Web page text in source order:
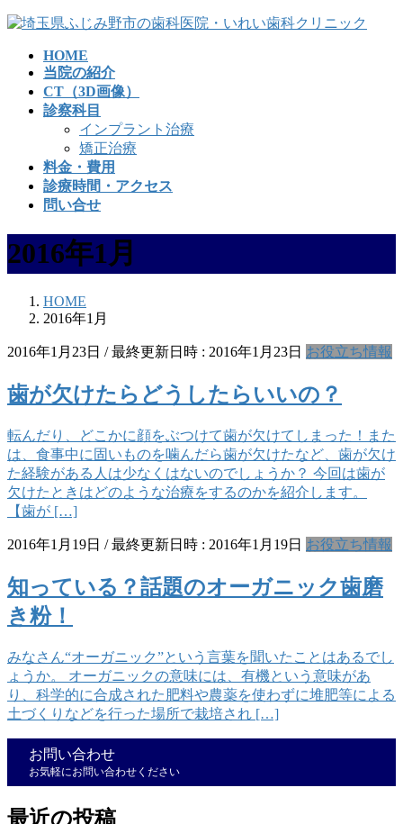
コ
ナ
HOME
当院の紹介
CT（3D画像）
診察科目
インプラント治療
矯正治療
料金・費用
診療時間・アクセス
問い合せ
2016年1月
HOME
2016年1月
2016年1月23日 / 最終更新日時 : 2016年1月23日 お役立ち情報
歯が欠けたらどうしたらいいの？
転んだり、どこかに顔をぶつけて歯が欠けてしまった！また
は、食事中に固いものを噛んだら歯が欠けたなど、歯が欠け
た経験がある人は少なくはないのでしょうか？ 今回は歯が
欠けたときはどのような治療をするのかを紹介します。
【歯が […]
2016年1月19日 / 最終更新日時 : 2016年1月19日 お役立ち情報
知っている？話題のオーガニック歯磨
き粉！
みなさん“オーガニック”という言葉を聞いたことはあるでし
ょうか。 オーガニックの意味には、有機という意味があ
り、科学的に合成された肥料や農薬を使わずに堆肥等による
土づくりなどを行った場所で栽培され […]
お問い合わせ
お気軽にお問い合わせください
最近の投稿